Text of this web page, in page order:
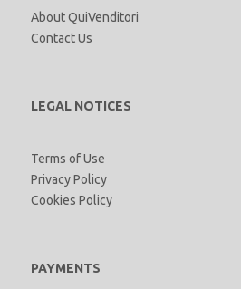
About QuiVenditori
Contact Us
LEGAL NOTICES
Terms of Use
Privacy Policy
Cookies Policy
PAYMENTS